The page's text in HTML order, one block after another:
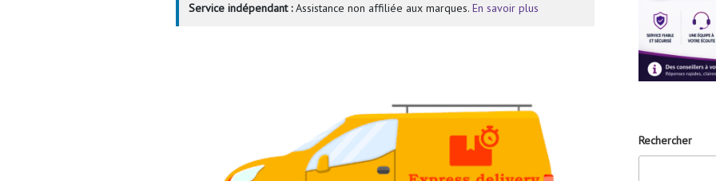
Service indépendant :Assistance non affiliée aux marques. En savoir plus
Rechercher